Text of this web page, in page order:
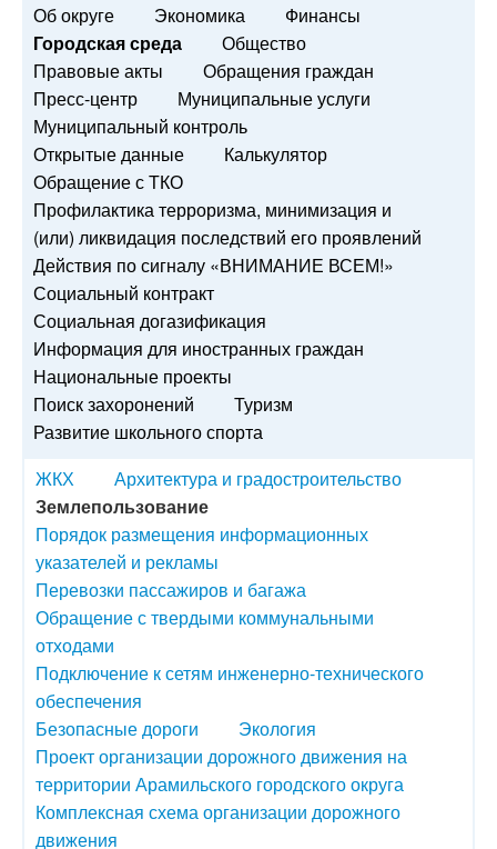
Об округе Экономика
Финансы
Городская среда
Общество
Правовые акты
Обращения граждан
Пресс-центр
Муниципальные услуги
Муниципальный контроль
Открытые данные
Калькулятор
Обращение с ТКО
Профилактика терроризма, минимизация и
(или) ликвидация последствий его проявлений
Действия по сигналу «ВНИМАНИЕ ВСЕМ!»
Социальный контракт
Социальная догазификация
Информация для иностранных граждан
Национальные проекты
Поиск захоронений
Туризм
Развитие школьного спорта
ЖКХ
Архитектура и градостроительство
Землепользование
Порядок размещения информационных
указателей и рекламы
Перевозки пассажиров и багажа
Обращение с твердыми коммунальными
отходами
Подключение к сетям инженерно-технического
обеспечения
Безопасные дороги
Экология
Проект организации дорожного движения на
территории Арамильского городского округа
Комплексная схема организации дорожного
движения